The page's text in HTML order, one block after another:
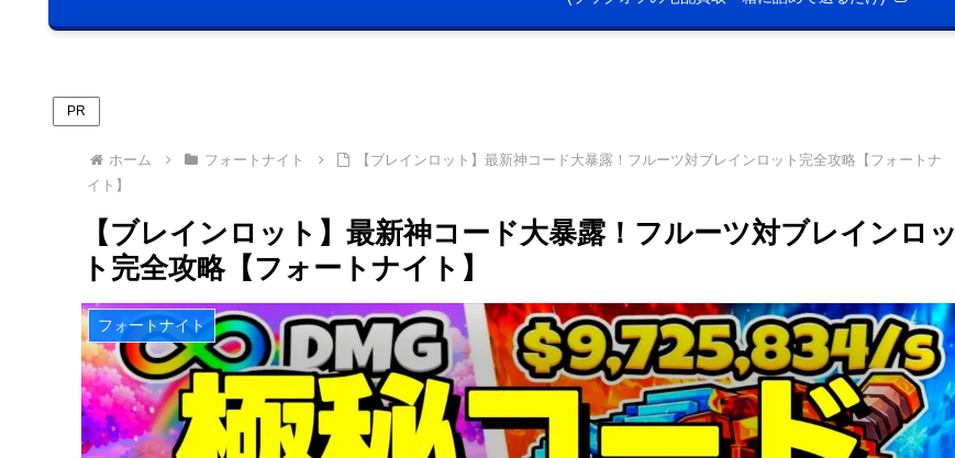
PR
ホーム フォートナイト
【ブレインロット】最新神コード大暴露！フルーツ対ブレインロット完全攻略【フォートナ
イト】
【ブレインロット】最新神コード大暴露！フルーツ対ブレインロッ
ト完全攻略【フォートナイト】
フォートナイト